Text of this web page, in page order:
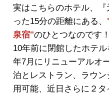
実はこちらのホテル、
った15分の距離にある、
泉宿"のひとつなのです！
10年前に閉館したホテ
年7月にリニューアルオ
泊とレストラン、ラウ
用可能、近日さらに２